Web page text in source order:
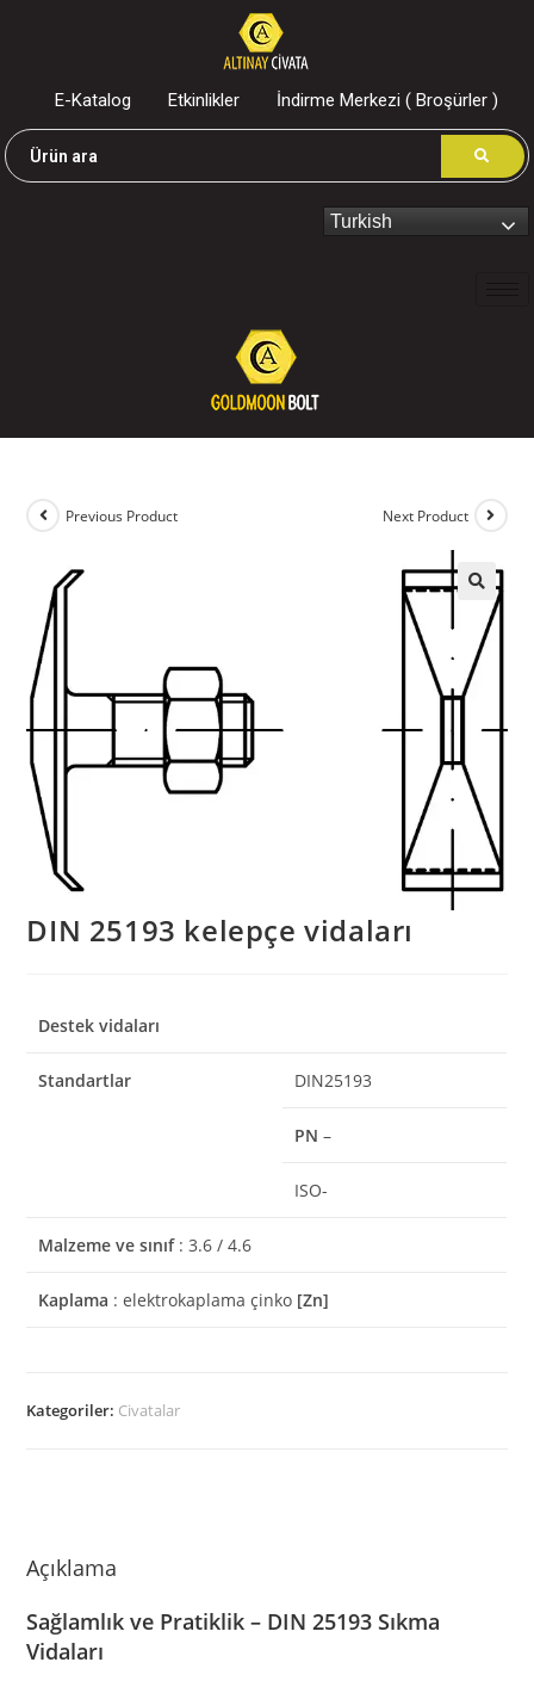
E-Katalog Etkinlikler İndirme Merkezi ( Broşürler )
Turkish
Previous Product Next Product
DIN 25193 kelepçe vidaları
Destek vidaları
Standartlar DIN25193
PN –
ISO-
Malzeme ve sınıf: 3.6 / 4.6
Kaplama : elektrokaplama çinko [Zn]
Kategoriler: Civatalar
Açıklama
Sağlamlık ve Pratiklik – DIN 25193 Sıkma
Vidaları